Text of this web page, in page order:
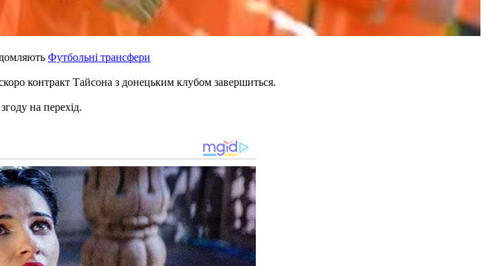
Футбольні трансфери
контракт Тайсона з донецьким клубом завершиться.
на перехід.